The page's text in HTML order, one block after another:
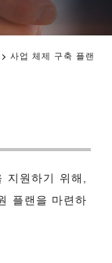
사업 체제 구축 플랜
원하기 위해,
플랜을 마련하